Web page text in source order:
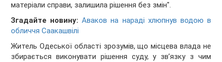
матеріали справи, залишила рішення без змін".
Згадайте новину: Аваков на нараді хлюпнув водою в
обличчя Саакашвілі
Житель Одеської області зрозумів, що місцева влада не
збирається виконувати рішення суду, у зв’язку з чим